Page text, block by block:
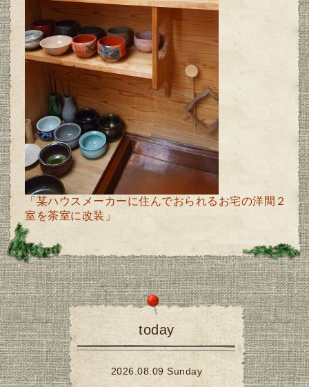
「某ハウスメーカーに住んでおられるお宅の洋間２
室を茶室に改装」
today
2026.08.09 Sunday